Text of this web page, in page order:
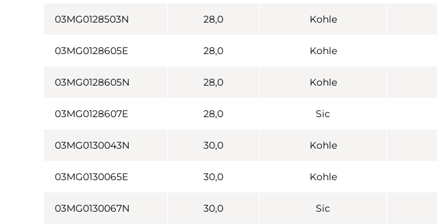
03MG0128503N 28,0 Kohle
03MG0128605E 28,0 Kohle
03MG0128605N 28,0 Kohle
03MG0128607E 28,0 Sic
03MG0130043N 30,0 Kohle
03MG0130065E 30,0 Kohle
03MG0130067N 30,0 Sic